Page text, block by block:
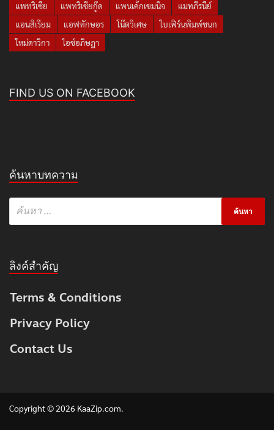
แพทริเซีย
แพทริเซียกู๊ด แพนเค้กเขมนิจ
แมทภีรนีย์
แอนสิเรียม
แอฟทักษอร โน๊ตวิเศษ
ใบเฟิร์นพิมพ์ชนก
ใหม่ดาวิกา
ไอซ์อภิษฎา
FIND US ON FACEBOOK
ค้นหาบทความ
ลิงค์สำคัญ
Terms & Conditions
Privacy Policy
Contact Us
Copyright © 2026 KaaZip.com.